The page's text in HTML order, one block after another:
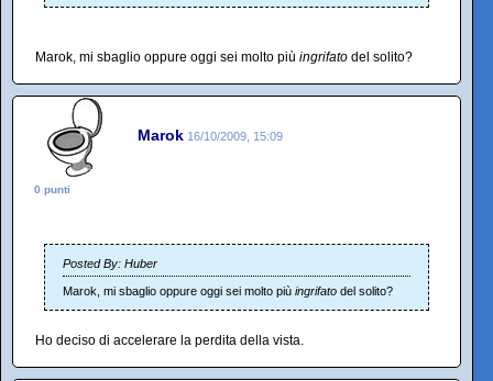
Marok, mi sbaglio oppure oggi sei molto più ingrifato del solito?
Marok 16/10/2009, 15:09
0 punti
Posted By: Huber
Marok, mi sbaglio oppure oggi sei molto più ingrifato del solito?
Ho deciso di accelerare la perdita della vista.